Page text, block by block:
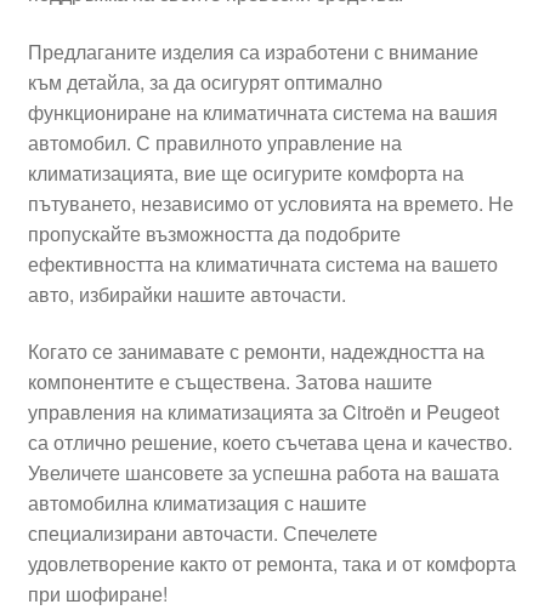
Политика за поверителност
Правила и условия
Процедура за рекламации
Разгледайте
Транспорт
Предлаганите изделия са изработени с внимание
към детайла, за да осигурят оптимално
функциониране на климатичната система на вашия
автомобил. С правилното управление на
климатизацията, вие ще осигурите комфорта на
пътуването, независимо от условията на времето. Не
пропускайте възможността да подобрите
ефективността на климатичната система на вашето
авто, избирайки нашите авточасти.
Когато се занимавате с ремонти, надеждността на
компонентите е съществена. Затова нашите
управления на климатизацията за Citroën и Peugeot
са отлично решение, което съчетава цена и качество.
Увеличете шансовете за успешна работа на вашата
автомобилна климатизация с нашите
специализирани авточасти. Спечелете
удовлетворение както от ремонта, така и от комфорта
при шофиране!